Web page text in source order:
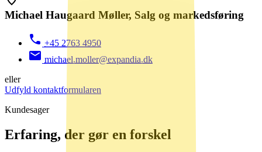
Michael Haugaard Møller, Salg og markedsføring
+45 2763 4950
michael.moller@expandia.dk
eller
Udfyld kontaktformularen
Kundesager
Erfaring, der gør en forskel